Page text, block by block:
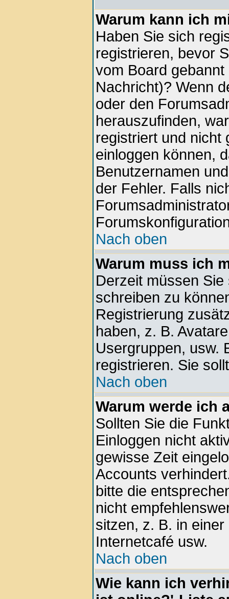
Warum kann ich
Haben Sie sich
registrieren, bevor
vom Board
Nachricht)? Wenn
oder den
herauszufinden,
registriert und nicht
einloggen können,
Benutzernamen
der Fehler. Falls
Nach oben
Warum muss ich
Derzeit müssen
schreiben zu
Registrierung
haben, z. B.
Usergruppen, usw.
registrieren. Sie
Nach oben
Warum werde ich
Sollten Sie die
Einloggen nicht
gewisse Zeit
Accounts
bitte die
nicht
sitzen, z. B. in
Internetcafé usw.
Nach oben
Wie kann ich